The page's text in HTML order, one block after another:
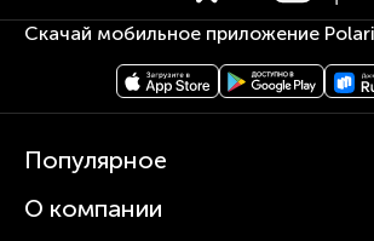
Скачай мобильное приложение
Популярное
Кофемашины
О компании